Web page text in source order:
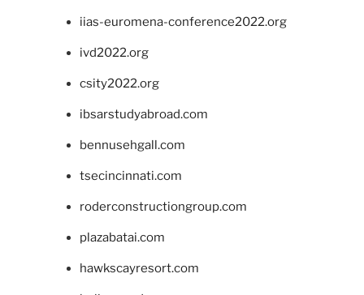
iias-euromena-conference2022.org
ivd2022.org
csity2022.org
ibsarstudyabroad.com
bennusehgall.com
tsecincinnati.com
roderconstructiongroup.com
plazabatai.com
hawkscayresort.com